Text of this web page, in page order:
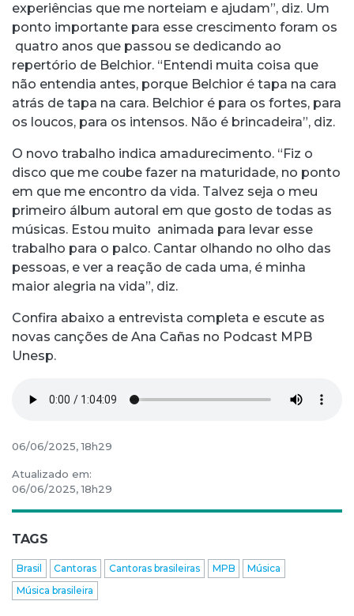
experiências que me norteiam e ajudam”, diz. Um
ponto importante para esse crescimento foram os
quatro anos que passou se dedicando ao
repertório de Belchior. “Entendi muita coisa que
não entendia antes, porque Belchior é tapa na cara
atrás de tapa na cara. Belchior é para os fortes, para
os loucos, para os intensos. Não é brincadeira”, diz.
O novo trabalho indica amadurecimento. “Fiz o
disco que me coube fazer na maturidade, no ponto
em que me encontro da vida. Talvez seja o meu
primeiro álbum autoral em que gosto de todas as
músicas. Estou muito animada para levar esse
trabalho para o palco. Cantar olhando no olho das
pessoas, e ver a reação de cada uma, é minha
maior alegria na vida”, diz.
Confira abaixo a entrevista completa e escute as
novas canções de Ana Cañas no Podcast MPB
Unesp.
06/06/2025, 18h29
Atualizado em:
06/06/2025, 18h29
TAGS
Brasil Cantoras Cantoras brasileiras MPB
Música
Música brasileira